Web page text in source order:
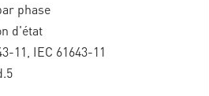
phase
d'état
11, IEC 61643-11